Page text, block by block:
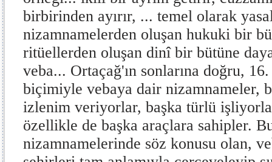
birbirinden ayırır, ... temel olarak
nizamnamelerden oluşan hukuki bir
ritüellerden oluşan dinî bir bütüne
veba... Ortaçağ'ın sonlarına doğru,
biçimiyle vebaya dair nizamnameler,
izlenim veriyorlar, başka türlü
özellikle de başka araçlara sahipler.
nizamnamelerinde söz konusu olan,